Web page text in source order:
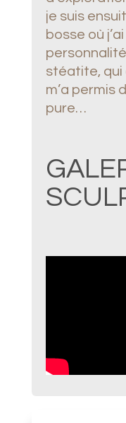
je suis
bosse où
stéatite, qui
m’a permis
pure…